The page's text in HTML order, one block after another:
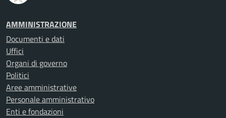
AMMINISTRAZIONE
Documenti e dati
Uffici
Organi di governo
Politici
Aree amministrative
Personale amministrativo
Enti e fondazioni